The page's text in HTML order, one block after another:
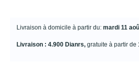
Livraison à domicile à partir du: mardi 11
Livraison : 4.900 Dianrs, gratuite à partir de